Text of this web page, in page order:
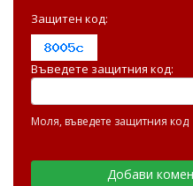
Защитен код:
Въведете защитния код:
Моля, въведете защитния код